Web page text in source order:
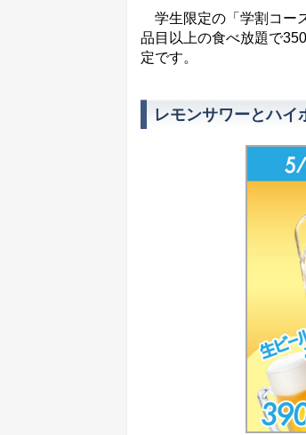
学生限定の「学割コー
品目以上の食べ放題で
定です。
レモンサワーとハイ